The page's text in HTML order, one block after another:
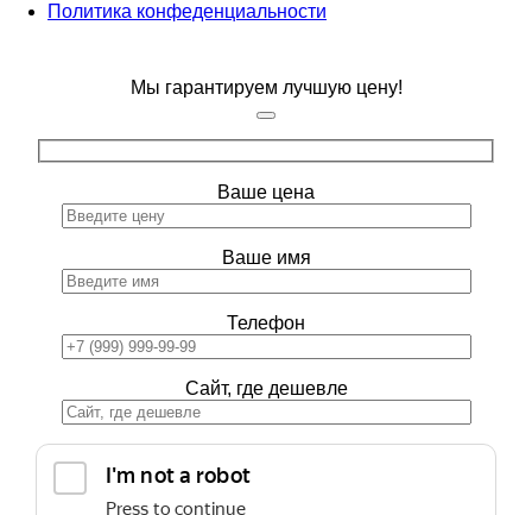
Политика конфеденциальности
Мы гарантируем лучшую цену!
Ваше цена
Ваше имя
Телефон
Сайт, где дешевле